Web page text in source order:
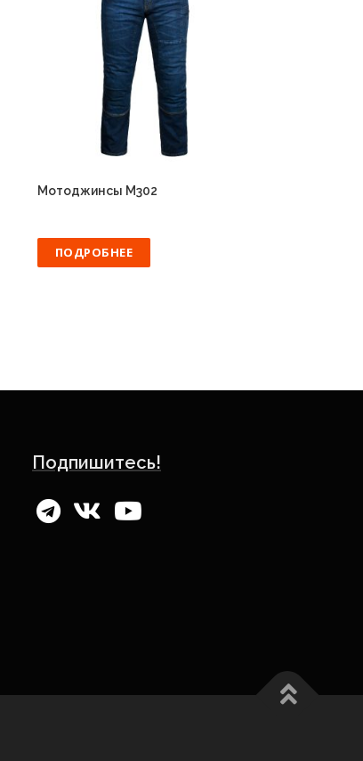
Мотоджинсы M302
ПОДРОБНЕЕ
Подпишитесь!